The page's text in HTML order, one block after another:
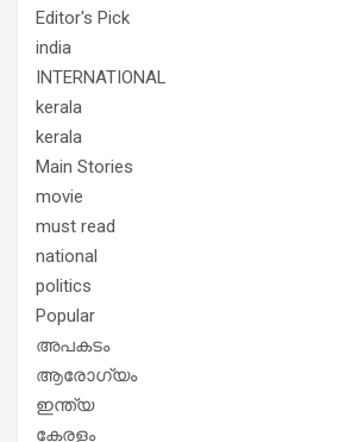
Editor's Pick
india
INTERNATIONAL
kerala
kerala
Main Stories
movie
must read
national
politics
Popular
അപകടം
ആരോഗ്യം
ഇന്ത്യ
കേരളം